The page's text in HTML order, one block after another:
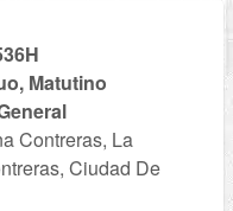
Matutino
Contreras, La
Ciudad De